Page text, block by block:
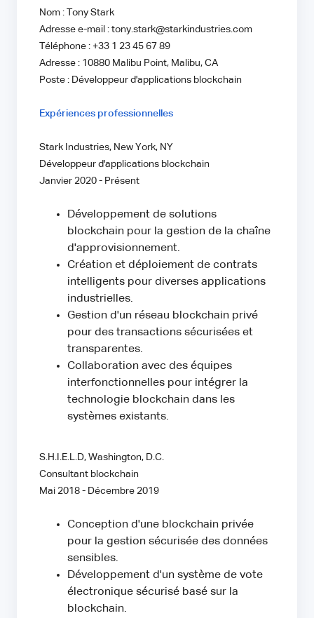
Nom : Tony Stark
Adresse e-mail : tony.stark@starkindustries.com
Téléphone : +33 1 23 45 67 89
Adresse : 10880 Malibu Point, Malibu, CA
Poste : Développeur d'applications blockchain
Expériences professionnelles
Stark Industries, New York, NY
Développeur d'applications blockchain
Janvier 2020 - Présent
Développement de solutions
blockchain pour la gestion de la chaîne
d'approvisionnement.
Création et déploiement de contrats
intelligents pour diverses applications
industrielles.
Gestion d'un réseau blockchain privé
pour des transactions sécurisées et
transparentes.
Collaboration avec des équipes
interfonctionnelles pour intégrer la
technologie blockchain dans les
systèmes existants.
S.H.I.E.L.D, Washington, D.C.
Consultant blockchain
Mai 2018 - Décembre 2019
Conception d'une blockchain privée
pour la gestion sécurisée des données
sensibles.
Développement d'un système de vote
électronique sécurisé basé sur la
blockchain.